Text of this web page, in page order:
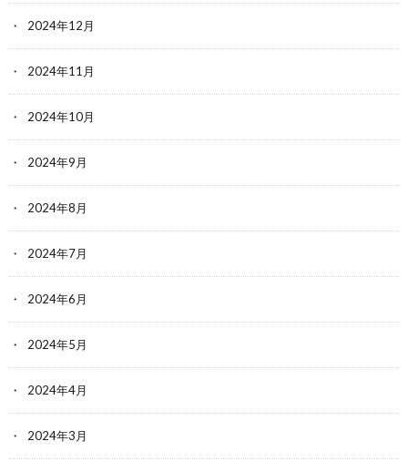
2024年12月
2024年11月
2024年10月
2024年9月
2024年8月
2024年7月
2024年6月
2024年5月
2024年4月
2024年3月